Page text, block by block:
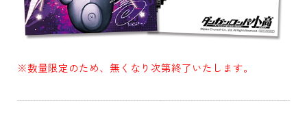
※数量限定のため、無くなり次第終了いたします。